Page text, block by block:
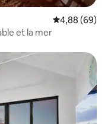
Note
4,88 (69)
et la mer